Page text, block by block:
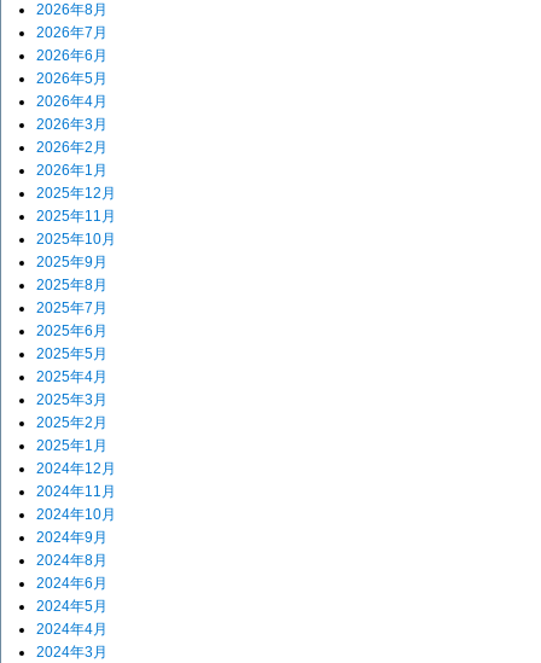
2026年8月
2026年7月
2026年6月
2026年5月
2026年4月
2026年3月
2026年2月
2026年1月
2025年12月
2025年11月
2025年10月
2025年9月
2025年8月
2025年7月
2025年6月
2025年5月
2025年4月
2025年3月
2025年2月
2025年1月
2024年12月
2024年11月
2024年10月
2024年9月
2024年8月
2024年6月
2024年5月
2024年4月
2024年3月